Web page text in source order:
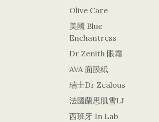
Olive Care
美國 Blue
Enchantress
Dr Zenith 眼霜
AVA 面膜紙
瑞士Dr Zealous
法國蘭思肌雪LJ
西班牙 In Lab